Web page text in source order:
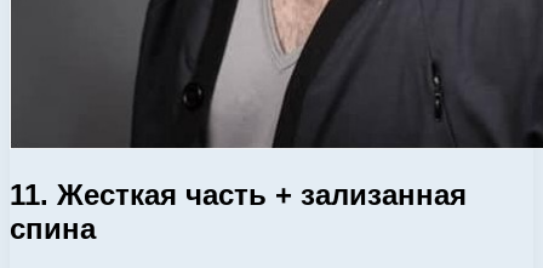
11. Жесткая часть + зализанная
спина